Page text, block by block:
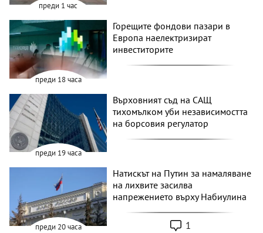
преди 1 час
преди 18 часа
Горещите фондови пазари в
Европа наелектризират
инвеститорите
преди 19 часа
Върховният съд на САЩ
тихомълком уби независимостта
на борсовия регулатор
преди 20 часа
Натискът на Путин за намаляване
на лихвите засилва
напрежението върху Набиулина
1